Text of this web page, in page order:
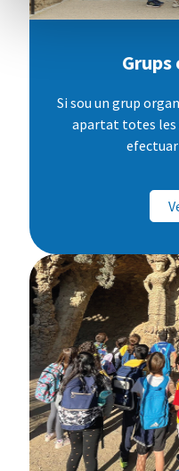
Si sou un grup
apartat totes les